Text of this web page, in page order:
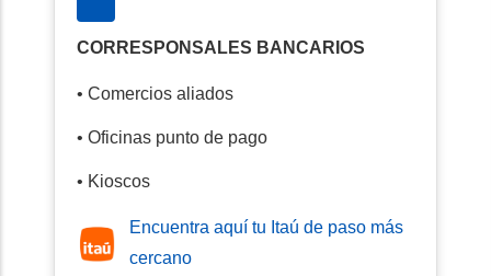
CORRESPONSALES BANCARIOS
• Comercios aliados
• Oficinas punto de pago
• Kioscos
Encuentra aquí tu Itaú de paso más
cercano